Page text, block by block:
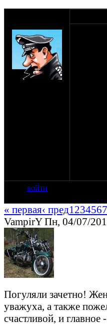
войти
« первая‹ пред1 234567
VampirY Пн, 04/07/
Погуляли зачетно!
уважуха, а также
счастливой, и